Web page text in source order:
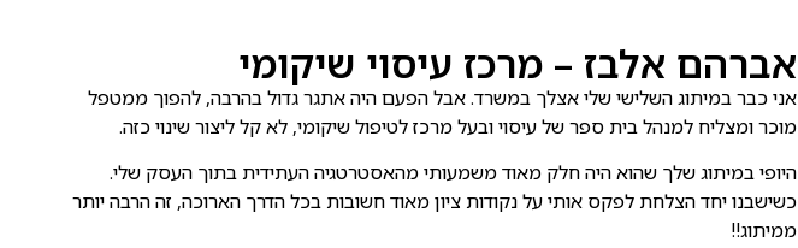
אברהם אלבז – מרכז עיסוי שיקומי
אני כבר במיתוג השלישי שלי אצלך במשרד. אבל הפעם היה אתגר גדול בהרבה, להפוך ממטפל
מוכר ומצליח למנהל בית ספר של עיסוי ובעל מרכז לטיפול שיקומי, לא קל ליצור שינוי כזה.
היופי במיתוג שלך שהוא היה חלק מאוד משמעותי מהאסטרטגיה העתידית בתוך העסק שלי.
כשישבנו יחד הצלחת לפקס אותי על נקודות ציון מאוד חשובות בכל הדרך הארוכה, זה הרבה יותר
ממיתוג!!